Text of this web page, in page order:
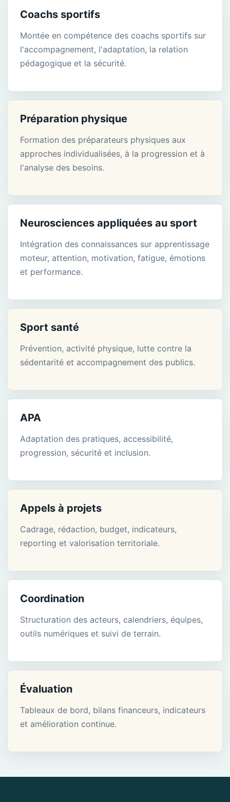
Coachs sportifs
Montée en compétence des coachs sportifs sur
l'accompagnement, l'adaptation, la relation
pédagogique et la sécurité.
Préparation physique
Formation des préparateurs physiques aux
approches individualisées, à la progression et à
l'analyse des besoins.
Neurosciences appliquées au sport
Intégration des connaissances sur apprentissage
moteur, attention, motivation, fatigue, émotions
et performance.
Sport santé
Prévention, activité physique, lutte contre la
sédentarité et accompagnement des publics.
APA
Adaptation des pratiques, accessibilité,
progression, sécurité et inclusion.
Appels à projets
Cadrage, rédaction, budget, indicateurs,
reporting et valorisation territoriale.
Coordination
Structuration des acteurs, calendriers, équipes,
outils numériques et suivi de terrain.
Évaluation
Tableaux de bord, bilans financeurs, indicateurs
et amélioration continue.